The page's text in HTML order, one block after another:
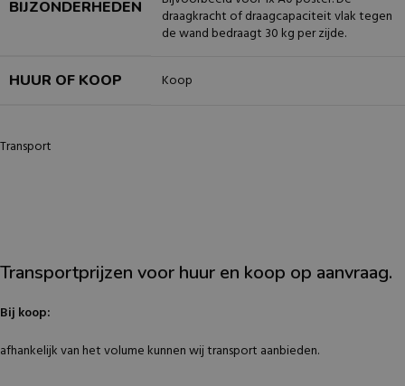
BIJZONDERHEDEN
draagkracht of draagcapaciteit vlak tegen
de wand bedraagt 30 kg per zijde.
HUUR OF KOOP Koop
Transport
Transportprijzen voor huur en koop op aanvraag.
Bij koop:
afhankelijk van het volume kunnen wij transport aanbieden.